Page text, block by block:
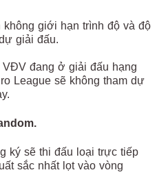
giới hạn trình độ và độ
giải đấu.
đang ở giải đấu hạng
League sẽ không tham dự
ký sẽ thi đấu loại trực tiếp
sắc nhất lọt vào vòng